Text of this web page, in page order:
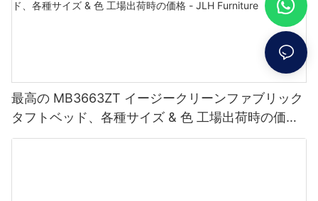
最高の MB3663ZT イージークリーンファブリック
タフトベッド、各種サイズ & 色 工場出荷時の価格
- JLH Furniture